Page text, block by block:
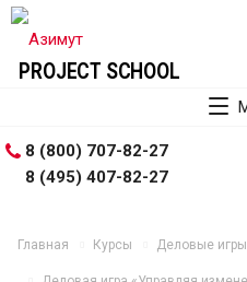
PROJECT SCHOOL
8 (800) 707-82-27
8 (495) 407-82-27
Главная Курсы Деловые игры